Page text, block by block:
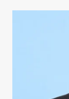
at